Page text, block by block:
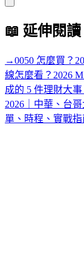
📖 延伸閱讀
→0050 怎麼買？
線怎麼看？2026
成的 5 件理財大
2026｜中華、台
單、時程、實戰指